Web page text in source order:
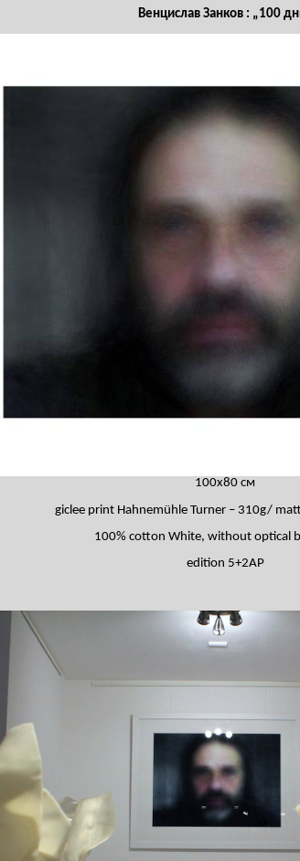
Венцислав Занков : „100
100х80 см
gicleeprint HahnemühleTurner – 310g/
100% cotton White, without optical
edition 5+2AP